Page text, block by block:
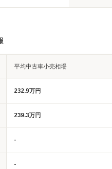
平均中古車小売相場
232.9万円
239.3万円
-
-